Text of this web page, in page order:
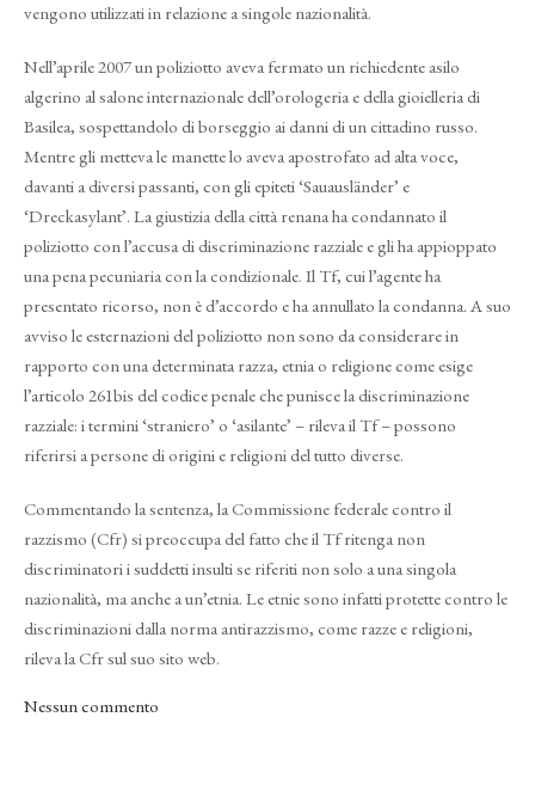
vengono utilizzati in relazione a singole nazionalità.
Nell’aprile 2007 un poliziotto aveva fermato un richiedente asilo
algerino al salone internazionale dell’orologeria e della gioielleria di
Basilea, sospettandolo di borseggio ai danni di un cittadino russo.
Mentre gli metteva le manette lo aveva apostrofato ad alta voce,
davanti a diversi passanti, con gli epiteti ‘Sauausländer’ e
‘Dreckasylant’. La giustizia della città renana ha condannato il
poliziotto con l’accusa di discriminazione razziale e gli ha appioppato
una pena pecuniaria con la condizionale. Il Tf, cui l’agente ha
presentato ricorso, non è d’accordo e ha annullato la condanna. A suo
avviso le esternazioni del poliziotto non sono da considerare in
rapporto con una determinata razza, etnia o religione come esige
l’articolo 261bis del codice penale che punisce la discriminazione
razziale: i termini ‘straniero’ o ‘asilante’ – rileva il Tf – possono
riferirsi a persone di origini e religioni del tutto diverse.
Commentando la sentenza, la Commissione federale contro il
razzismo (Cfr) si preoccupa del fatto che il Tf ritenga non
discriminatori i suddetti insulti se riferiti non solo a una singola
nazionalità, ma anche a un’etnia. Le etnie sono infatti protette contro le
discriminazioni dalla norma antirazzismo, come razze e religioni,
rileva la Cfr sul suo sito web.
Nessun commento